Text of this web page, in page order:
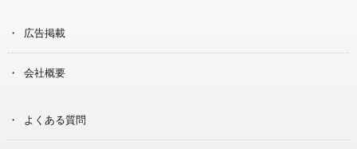
広告掲載
会社概要
よくある質問